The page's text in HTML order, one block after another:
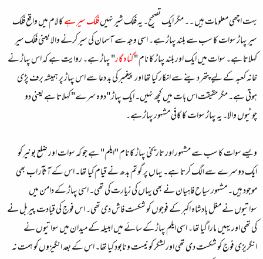
بہت اچھی معلومات ہیں ۔۔ مگر ایک تصحیح۔ یہ فلک شیر نہیںفلک سیر ہےکالام میں واقع فلک
سیر پہاڑ سوات کا سب سے بلند پہاڑ ہے۔ اسی وجہ سے آسمان کی سیر کرنے والا یعنی فلک سیر
کہلاتا ہے۔ سوات میں ایک اور بلند پہاڑ کا نام "گناہ گار" پہاڑ ہے۔ روایت ہے کہ اس پہاڑ نے
خانہ کعبہ کے لیے پتھر دینے سے انکار کیا تھا اور پیغمبر کی بد دعا سے اس پہاڑ پر ہمیشہ برف پڑی
ہوتی ہے۔ مگر حقیقت اس بات میں کچھ نہیں۔ ایک پہاڑ "دوہ سرے" کہلاتا ہے یعنی دو
چوٹیوں والا۔ یہ پہاڑ سوات کا کافی مشہور پہاڑ ہے۔
ویسے سوات کا سب سے مشہور اور تاریخی پہاڑ کا نام "ایلم" ہے جو کہ سوات اور ضلع بونیر کو
ایک دوسرے سے الگ کرتا ہے۔ یہاں پر گوتم بدھ نے قیام کیا تھا۔ اس کے آثآر اب بھی
موجود ہیں۔ مشہور سیاح فاہیان نے بھی یہاں کی زیارت کی تھی۔ اسی پہاڑ کے دامن میں
سواتیوں نے مغل بادشاہ اکبر کے فوجوں کو شکست فاش دی تھی۔ اس فوج کی قیادت پیربل نے
کی تھی اور یہیں مارا گیا تھا۔ اسی ایلم پہاڑ‌ کے سائے میں امبیلہ کے میدان میں سواتیوں نے
انگریزی فوج کو شکست دی تھی اور لشکر کو نیست و نابود کیا تھا۔ اس کے بعد انگیزوں کو ہمت نہ